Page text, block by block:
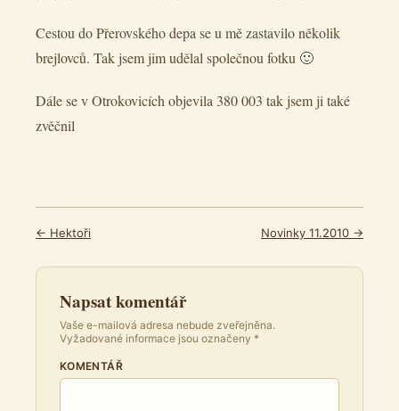
Cestou do Přerovského depa se u mě zastavilo několik
brejlovců. Tak jsem jim udělal společnou fotku 🙂
Dále se v Otrokovicích objevila 380 003 tak jsem ji také
zvěčnil
← Hektoři Novinky 11.2010 →
Napsat komentář
Vaše e-mailová adresa nebude zveřejněna.
Vyžadované informace jsou označeny *
KOMENTÁŘ